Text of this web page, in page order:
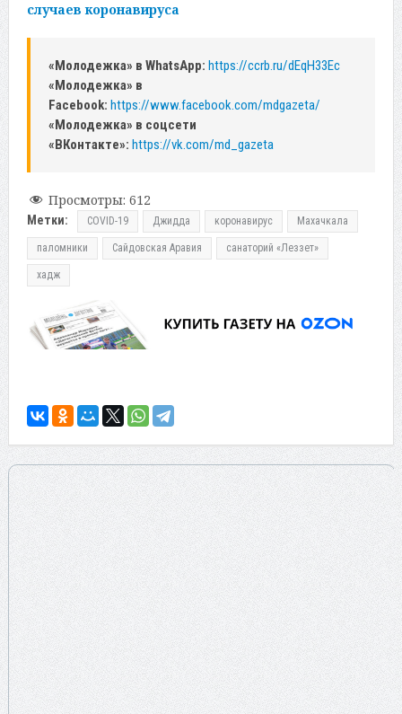
случаев коронавируса
«Молодежка» в WhatsApp: https://ccrb.ru/dEqH33Ec
«Молодежка» в
Facebook: https://www.facebook.com/mdgazeta/
«Молодежка» в соцсети
«ВКонтакте»: https://vk.com/md_gazeta
Просмотры: 612
Метки: COVID-19 Джидда коронавирус Махачкала
паломники Сайдовская Аравия санаторий «Леззет»
хадж